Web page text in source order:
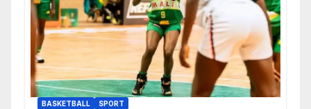
BASKETBALL SPORT